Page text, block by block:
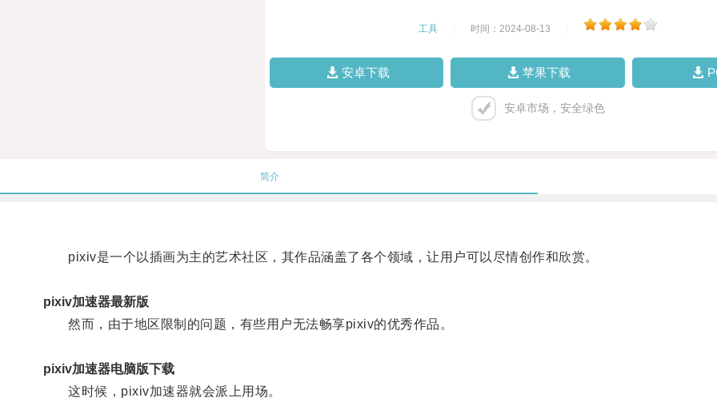
工具 时间：2024-08-13
安卓下载 苹果下载
安卓市场，安全绿色
简介
pixiv是一个以插画为主的艺术社区，其作品涵盖了各个领域，让用户可以尽情创作和欣赏。
pixiv加速器最新版
然而，由于地区限制的问题，有些用户无法畅享pixiv的优秀作品。
pixiv加速器电脑版下载
这时候，pixiv加速器就会派上用场。